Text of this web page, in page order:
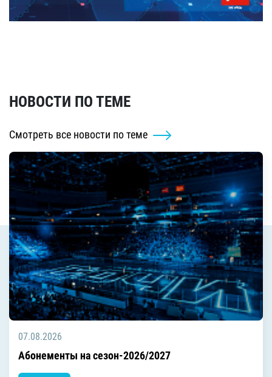
НОВОСТИ ПО ТЕМЕ
Смотреть все новости по теме
07.08.2026
Абонементы на сезон-2026/2027